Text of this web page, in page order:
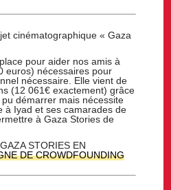
cinématographique « Gaza
pour aider nos amis à
euros) nécessaires pour
nécessaire. Elle vient de
(12 061€ exactement) grâce
démarrer mais nécessite
à Iyad et ses camarades de
à Gaza Stories de
STORIES EN
DE CROWDFOUNDING